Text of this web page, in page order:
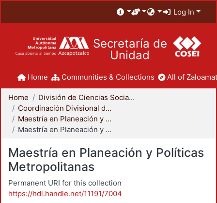
Log In
Secretaría de
Unidad
Home Communities & Collections All of
Home
División de Ciencias Sociales y Humanidades
Coordinación Divisional de Posgrado
Maestría en Planeación y Políticas Metropolitanas
Maestría en Planeación y Políticas Metropolitanas
Maestría en Planeación y Políticas
Metropolitanas
Permanent URI for this collection
https://hdl.handle.net/11191/7004